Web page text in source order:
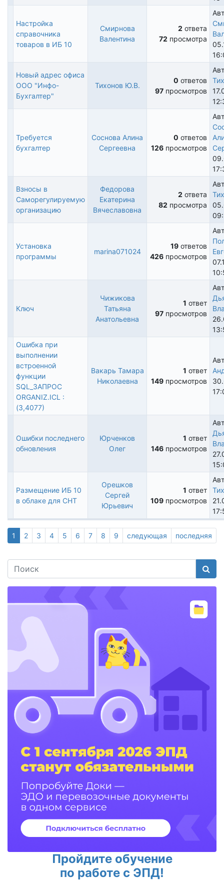
Обычная
тема
Настройка
справочника
товаров в ИБ 10
Смирнова
Валентина
2 ответа
72 просмотра
Обычная
тема
Новый адрес офиса
ООО "Инфо-
Бухгалтер"
Тихонов Ю.В.
0 ответов
97 просмотров
Обычная
Требуется
бухгалтер
Соснова Алина
Сергеевна
0 ответов
126 просмотров
Обычная
тема
Взносы в
Саморегулируемую
организацию
Федорова
Екатерина
Вячеславовна
2 ответа
82 просмотра
Горячая
Установка
программы
marina071024
19 ответов
426 просмотров
Обычная
Ключ
Чижикова
Татьяна
Анатольевна
1 ответ
97 просмотров
Обычная
тема
Ошибка при
выполнении
встроенной
функции
SQL_ЗАПРОС
ORGANIZ.ICL :
(3,4077)
Вакарь Тамара
Николаевна
1 ответ
149 просмотров
Обычная
Ошибки последнего
обновления
Юрченков
Олег
1 ответ
146 просмотров
Обычная
Размещение ИБ 10
в облаке для СНТ
Орешков
Сергей
Юрьевич
1 ответ
109 просмотров
Текущая
страница
1 Page
2 Page
3 Page
4 Page
5 Page
6 Page
7 Page
8 Page
9
Следующая
страница
следующая
Последняя
страница
последняя
Пройдите обучение
по работе с ЭПД!